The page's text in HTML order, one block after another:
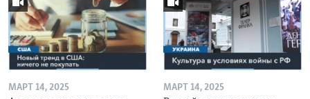
МАРТ 14, 2025 МАРТ 14, 2025